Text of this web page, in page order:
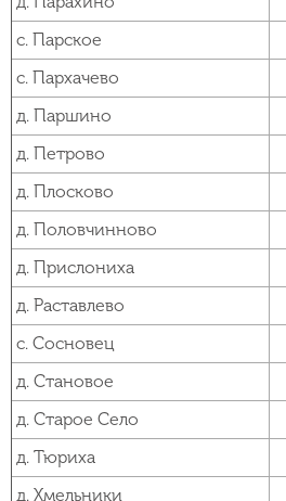
с. Парское
с. Пархачево
д. Паршино
д. Петрово
д. Плосково
д. Половчинново
д. Прислониха
д. Раставлево
с. Сосновец
д. Становое
д. Старое Село
д. Тюриха
д. Хмельники